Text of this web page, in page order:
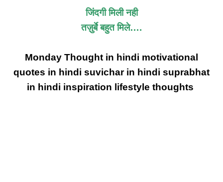
जिंदगी मिली नही
तज़ुर्बे बहुत मिले….
Monday Thought in hindi motivational
quotes in hindi suvichar in hindi suprabhat
in hindi inspiration lifestyle thoughts